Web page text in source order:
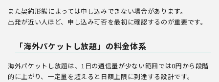
また契約形態によっては申し込みできない場合があります。
出発が近い人ほど、申し込み可否を最初に確認するのが重要です。
「海外パケットし放題」の料金体系
海外パケットし放題は、1日の通信量が少ない範囲では0円から段階
的に上がり、一定量を超えると日額上限に到達する設計です。